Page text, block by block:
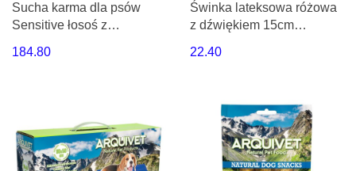
Sucha karma dla psów
Sensitive łosoś z
Arquivet
184.80
Świnka lateksowa różowa
z dźwiękiem 15cm
22.40